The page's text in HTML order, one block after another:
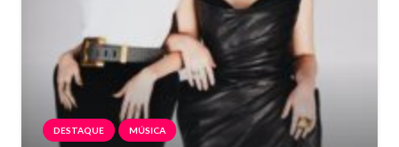
DESTAQUE MÚSICA